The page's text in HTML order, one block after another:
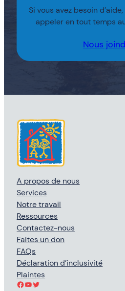
Si vous avez besoin
appeler en tout temps
Nous
A propos de nous
Services
Notre travail
Ressources
Contactez-nous
Faites un don
FAQs
Déclaration d’inclusivité
Plaintes
Facebook YouTube Twitter